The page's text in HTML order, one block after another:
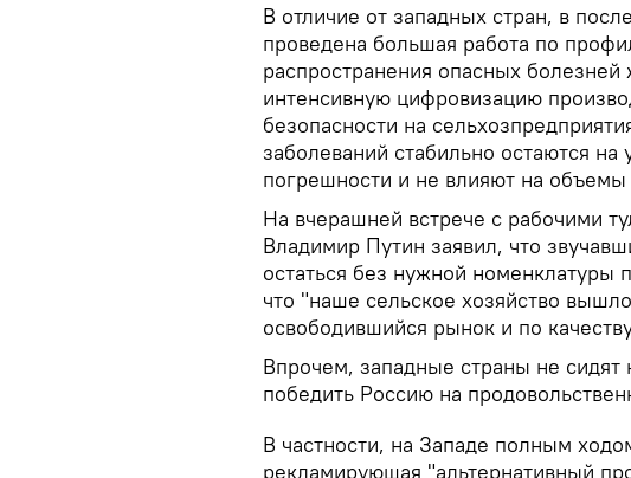
В отличие от западных стран, в
проведена большая работа по
распространения опасных
интенсивную цифровизацию
безопасности на
заболеваний стабильно остаются на
погрешности и не влияют на объемы
На вчерашней встрече с рабочими
Владимир Путин заявил, что
остаться без нужной номенклатуры
что "наше сельское хозяйство
освободившийся рынок и по
Впрочем, западные страны не
победить Россию на
В частности, на Западе полным
рекламирующая "альтернативный